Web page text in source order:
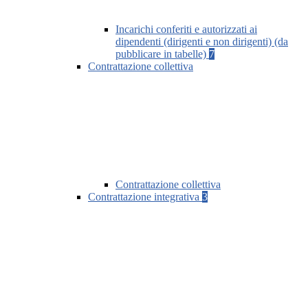
Incarichi conferiti e autorizzati ai
dipendenti (dirigenti e non dirigenti) (da
pubblicare in tabelle) 7
Contrattazione collettiva
Contrattazione collettiva
Contrattazione integrativa 3